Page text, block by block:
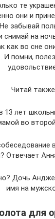
те
они и
забывай
на
как во сне
И помни,
Читай также
13 лет
во
Отвечает
Дочь
имя на
для